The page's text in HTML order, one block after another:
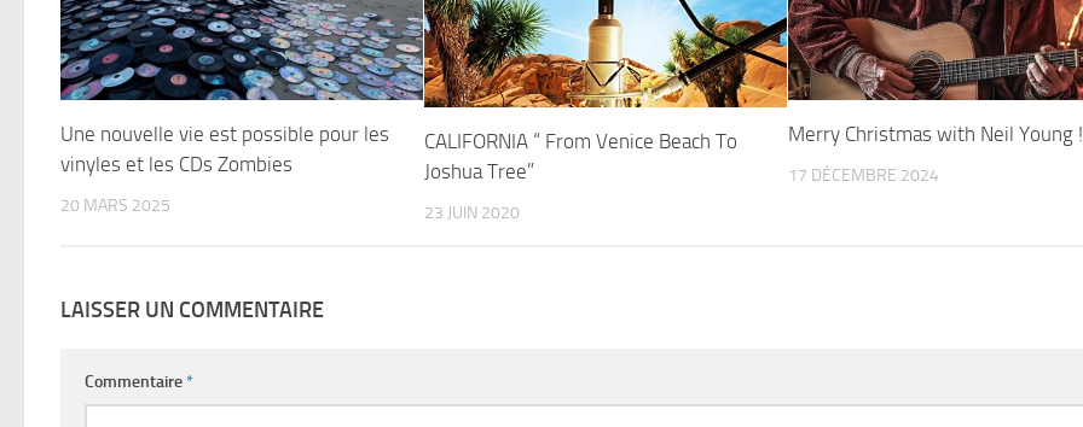
Une nouvelle vie est possible pour les
vinyles et les CDs Zombies
20 MARS 2025
CALIFORNIA “ From Venice Beach To
Joshua Tree”
23 JUIN 2020
Merry Christmas with Neil Young !
17 DÉCEMBRE 2024
LAISSER UN COMMENTAIRE
Commentaire*